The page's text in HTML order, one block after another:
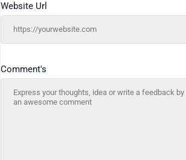
Comment's
Website Url